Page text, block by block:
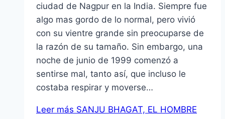
ciudad de Nagpur en la India. Siempre fue
algo mas gordo de lo normal, pero vivió
con su vientre grande sin preocuparse de
la razón de su tamaño. Sin embargo, una
noche de junio de 1999 comenzó a
sentirse mal, tanto así­, que incluso le
costaba respirar y moverse…
Leer más SANJU BHAGAT, EL HOMBRE